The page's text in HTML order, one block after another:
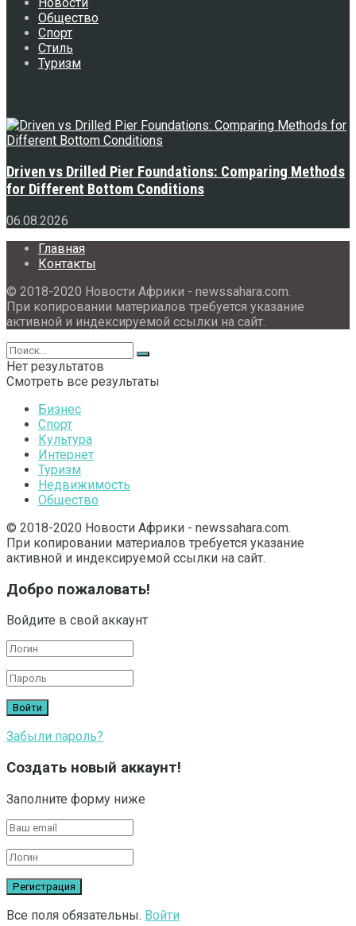
Общество
Спорт
Стиль
Туризм
Driven vs Drilled Pier Foundations: Comparing Methods
for Different Bottom Conditions
06.08.2026
Главная
Контакты
© 2018-2020 Новости Африки - newssahara.com.
При копировании материалов требуется указание
активной и индексируемой ссылки на сайт.
Нет результатов
Смотреть все результаты
Бизнес
Спорт
Культура
Интернет
Туризм
Недвижимость
Общество
© 2018-2020 Новости Африки - newssahara.com.
При копировании материалов требуется указание
активной и индексируемой ссылки на сайт.
Добро пожаловать!
Войдите в свой аккаунт
Забыли пароль?
Создать новый аккаунт!
Заполните форму ниже
Все поля обязательны. Войти